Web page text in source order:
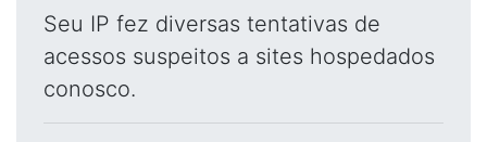
Seu IP fez diversas tentativas de
acessos suspeitos a sites hospedados
conosco.